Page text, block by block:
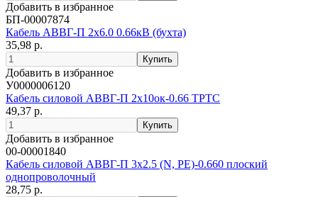
Добавить в избранное
БП-00007874
Кабель АВВГ-П 2х6.0 0.66кВ (бухта)
35,98 р.
Добавить в избранное
У0000006120
Кабель силовой АВВГ-П 2х10ок-0.66 ТРТС
49,37 р.
Добавить в избранное
00-00001840
Кабель силовой АВВГ-П 3х2.5 (N, РЕ)-0.660 плоский
однопроволочный
28,75 р.